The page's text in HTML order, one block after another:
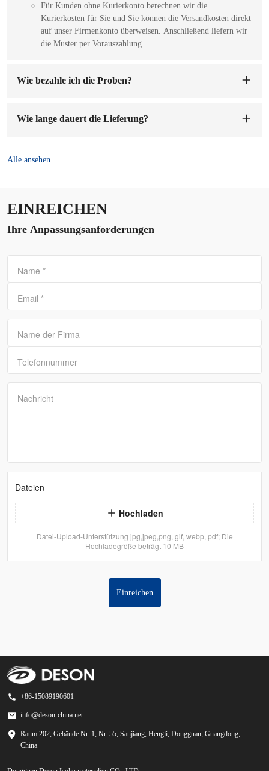
Für Kunden ohne Kurierkonto berechnen wir die
Kurierkosten für Sie und Sie können die Versandkosten direkt
auf unser Firmenkonto überweisen. Anschließend liefern wir
die Muster per Vorauszahlung.
Wie bezahle ich die Proben?
anfertigen. Die Probenvorbereitung dauert 1-7 Werktage.
Wie lange dauert die Lieferung?
Alle ansehen
EINREICHEN
Ihre Anpassungsanforderungen
Name *
Email *
Name der Firma
Telefonnummer
Nachricht
Dateien
Hochladen
Datei-Upload-Unterstützung jpg,jpeg,png, gif, webp, pdf; Die
Hochladegröße beträgt 10 MB
Einreichen
+86-15089190601
info@deson-china.net
Raum 202, Gebäude Nr. 1, Nr. 55, Sanjiang, Hengli, Dongguan, Guangdong,
China